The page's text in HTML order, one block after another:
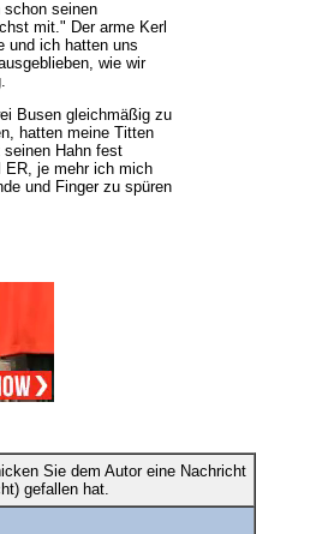
schon seinen
mit." Der arme Kerl
und ich hatten uns
wie wir
Busen gleichmäßig zu
hatten meine Titten
Hahn fest
ER, je mehr ich mich
und Finger zu spüren
Sie dem Autor eine Nachricht
gefallen hat.